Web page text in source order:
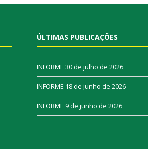
ÚLTIMAS PUBLICAÇÕES
INFORME 30 de julho de 2026
INFORME 18 de junho de 2026
INFORME 9 de junho de 2026